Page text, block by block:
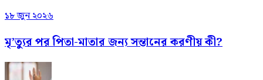
১৮ জুন ২০২৬
মৃ’ত্যুর পর পিতা-মাতার জন্য সন্তানের করণীয় কী?